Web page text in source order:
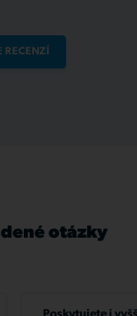
RECENZÍ
otázky